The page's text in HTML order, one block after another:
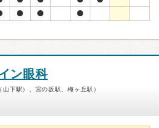
ン眼科
下駅）、宮の坂駅、梅ヶ丘駅）